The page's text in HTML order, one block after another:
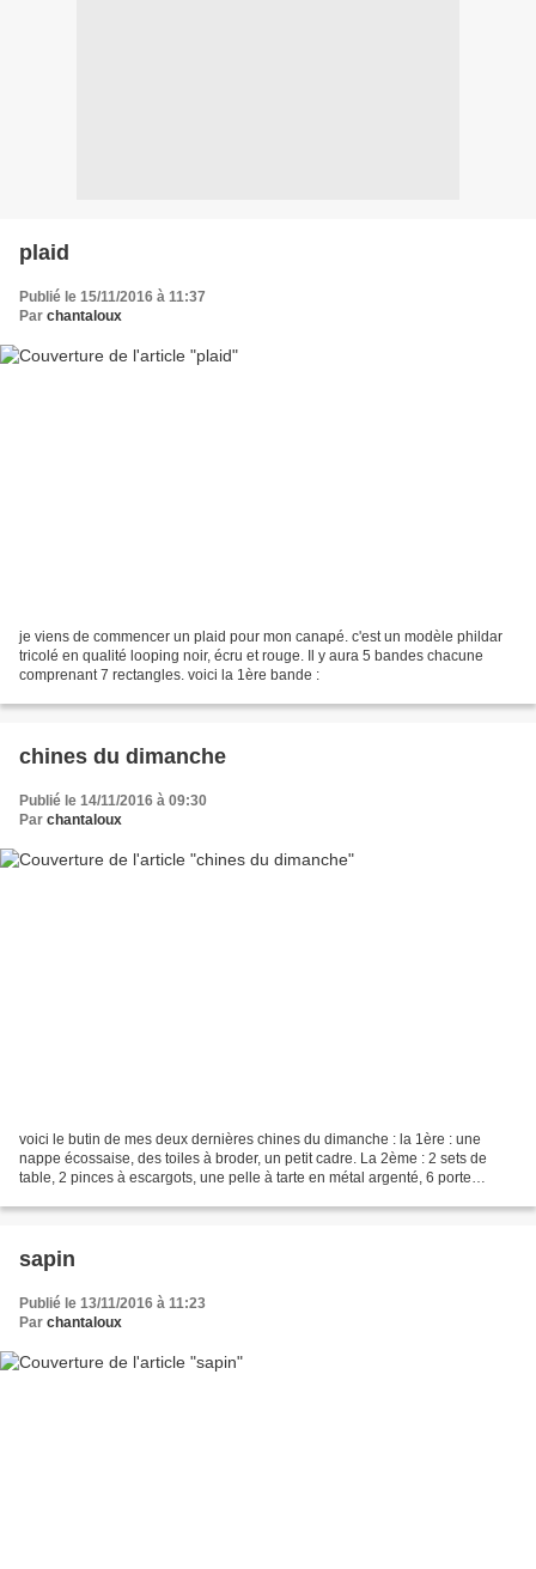
plaid
Publié le 15/11/2016 à 11:37
Par chantaloux
je viens de commencer un plaid pour mon canapé. c'est un modèle phildar
tricolé en qualité looping noir, écru et rouge. Il y aura 5 bandes chacune
comprenant 7 rectangles. voici la 1ère bande :
chines du dimanche
Publié le 14/11/2016 à 09:30
Par chantaloux
voici le butin de mes deux dernières chines du dimanche : la 1ère : une
nappe écossaise, des toiles à broder, un petit cadre. La 2ème : 2 sets de
table, 2 pinces à escargots, une pelle à tarte en métal argenté, 6 porte
sapin
Publié le 13/11/2016 à 11:23
Par chantaloux